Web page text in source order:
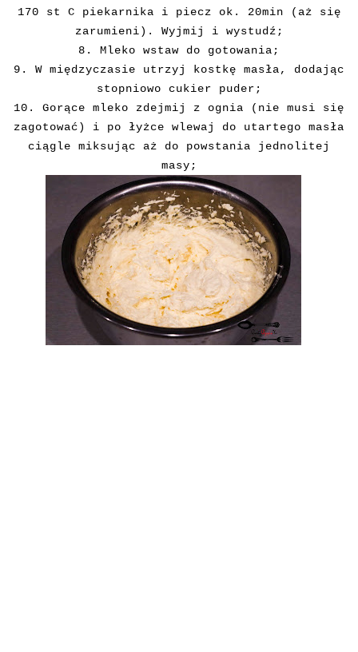
170 st C piekarnika i piecz ok. 20min (aż się
zarumieni). Wyjmij i wystudź;
8. Mleko wstaw do gotowania;
9. W międzyczasie utrzyj kostkę masła, dodając
stopniowo cukier puder;
10. Gorące mleko zdejmij z ognia (nie musi się
zagotować) i po łyżce wlewaj do utartego masła
ciągle miksując aż do powstania jednolitej
masy;